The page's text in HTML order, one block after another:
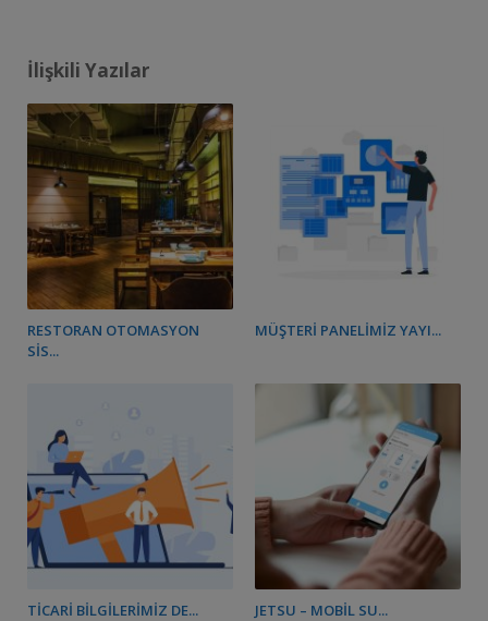
İlişkili Yazılar
RESTORAN OTOMASYON
SIS...
MÜŞTERI PANELIMIZ YAYI...
TICARI BILGILERIMIZ DE... JETSU – MOBIL SU...